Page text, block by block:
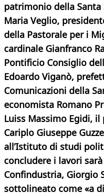
patrimonio della
Maria Veglio,
della Pastorale per i
cardinale Gianfranco
Pontificio Consiglio
Edoardo Viganò,
Comunicazioni della
economista Romano
Luiss Massimo Egidi,
Cariplo Giuseppe
all’Istituto di studi
concludere i lavori
Confindustria, Giorgio
sottolineato come «a